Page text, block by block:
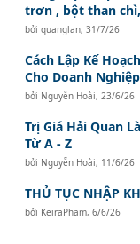
trơn , bột than
bởiquanglan,31/7/26
Cách Lập Kế
Cho Doanh
bởi Nguyễn Hoài, 23/6/26
Trị Giá Hải Quan
Từ A - Z
bởi Nguyễn Hoài, 11/6/26
THỦ TỤC NHẬP
bởi KeiraPham,6/6/26